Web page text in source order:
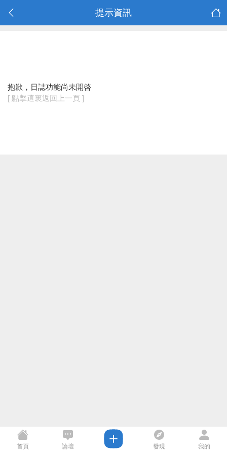
提示資訊
抱歉，日誌功能尚未開啓
[ 點擊這裏返回上一頁 ]
首頁 論壇 發現 我的